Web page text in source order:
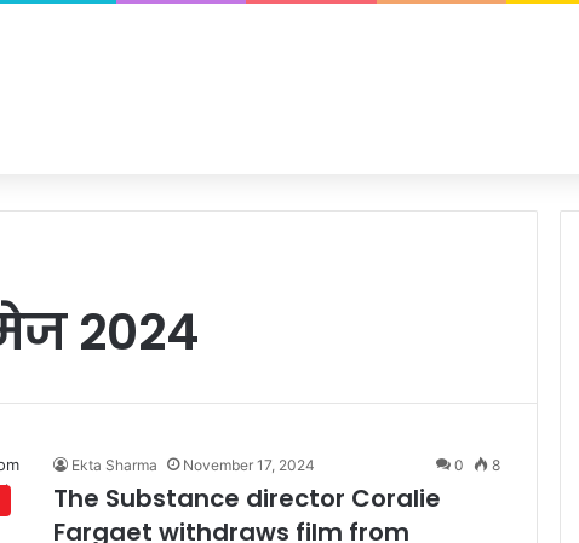
2024
Ekta Sharma November 17, 2024 0 8
The Substance director Coralie
Fargaet withdraws film from